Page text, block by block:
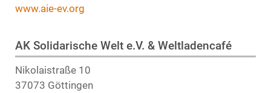
www.aie-ev.org
AK Solidarische Welt e.V. & Weltladencafé
Nikolaistraße 10
37073 Göttingen